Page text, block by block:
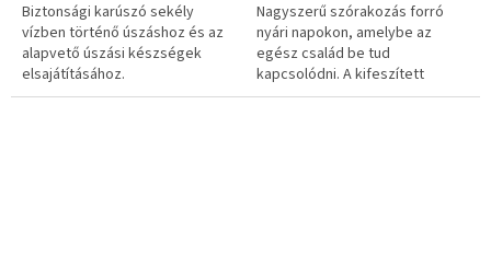
Biztonsági karúszó sekély
vízben történő úszáshoz és az
alapvető úszási készségek
elsajátításához.
Nagyszerű szórakozás forró
nyári napokon, amelybe az
egész család be tud
kapcsolódni. A kifeszített
hálóval ellátott úszó alap egész